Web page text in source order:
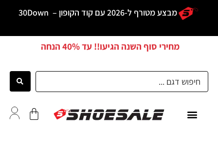
מבצע מטורף ל-2026 עם קוד הקופון – 30Down
מחירי סוף השנה הגיעו!! עד40% הנחה